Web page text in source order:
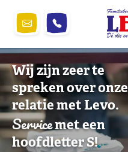
Wij zijn zeer te
spreken over onze
relatie met Levo.
Servicemet een
hoofdletter S!